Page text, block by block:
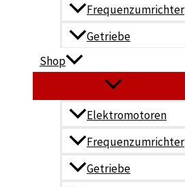
Frequenzumrichter
Getriebe
Shop
Elektromotoren
Frequenzumrichter
Getriebe